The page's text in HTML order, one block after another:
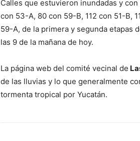
Calles que estuvieron inundadas y
con 53-A, 80 con 59-B, 112 con 51-B,
59-A, de la primera y segunda etapas
las 9 de la mañana de hoy.
La página web del comité vecinal de
de las lluvias y lo que generalmente
tormenta tropical por Yucatán.